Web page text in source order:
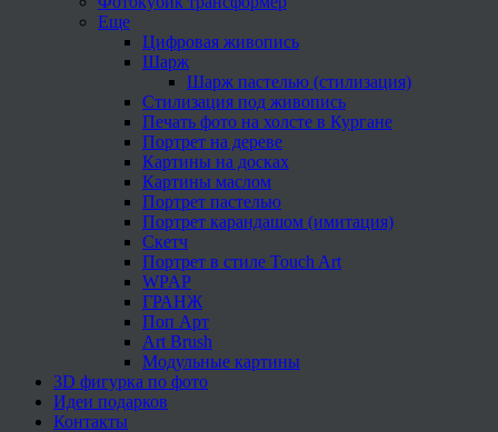
Еще
Цифровая живопись
Шарж
Шарж пастелью (стилизация)
Стилизация под живопись
Печать фото на холсте в Кургане
Портрет на дереве
Картины на досках
Картины маслом
Портрет пастелью
Портрет карандашом (имитация)
Скетч
Портрет в стиле Touch Art
WPAP
ГРАНЖ
Поп Арт
Art Brush
Модульные картины
3D фигурка по фото
Идеи подарков
Контакты